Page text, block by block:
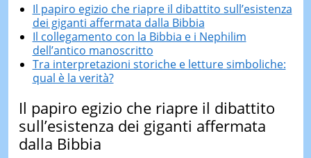
Il papiro egizio che riapre il dibattito sull’esistenza
dei giganti affermata dalla Bibbia
Il collegamento con la Bibbia e i Nephilim
dell’antico manoscritto
Tra interpretazioni storiche e letture simboliche:
qual è la verità?
Il papiro egizio che riapre il dibattito
sull’esistenza dei giganti affermata
dalla Bibbia